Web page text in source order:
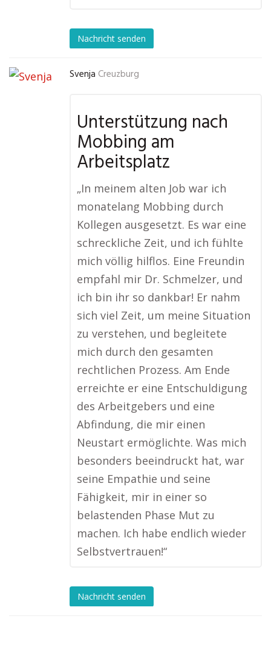
Nachricht senden
Svenja Creuzburg
Unterstützung nach
Mobbing am
Arbeitsplatz
„In meinem alten Job war ich
monatelang Mobbing durch
Kollegen ausgesetzt. Es war eine
schreckliche Zeit, und ich fühlte
mich völlig hilflos. Eine Freundin
empfahl mir Dr. Schmelzer, und
ich bin ihr so dankbar! Er nahm
sich viel Zeit, um meine Situation
zu verstehen, und begleitete
mich durch den gesamten
rechtlichen Prozess. Am Ende
erreichte er eine Entschuldigung
des Arbeitgebers und eine
Abfindung, die mir einen
Neustart ermöglichte. Was mich
besonders beeindruckt hat, war
seine Empathie und seine
Fähigkeit, mir in einer so
belastenden Phase Mut zu
machen. Ich habe endlich wieder
Selbstvertrauen!“
Nachricht senden